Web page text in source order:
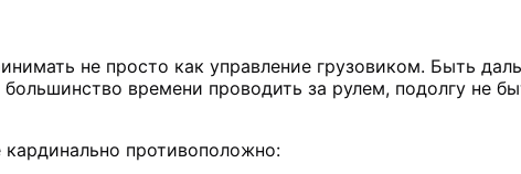
не просто как управление грузовиком. Быть
времени проводить за рулем, подолгу не
кардинально противоположно: